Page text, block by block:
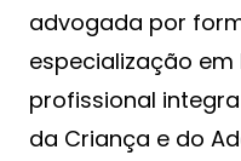
advogada por
especialização em
profissional
da Criança e do